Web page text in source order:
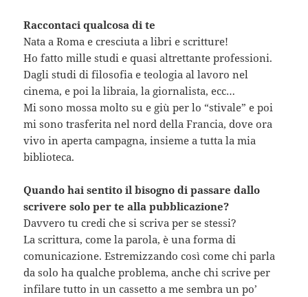
Raccontaci qualcosa di te
Nata a Roma e cresciuta a libri e scritture!
Ho fatto mille studi e quasi altrettante professioni.
Dagli studi di filosofia e teologia al lavoro nel
cinema, e poi la libraia, la giornalista, ecc…
Mi sono mossa molto su e giù per lo “stivale” e poi
mi sono trasferita nel nord della Francia, dove ora
vivo in aperta campagna, insieme a tutta la mia
biblioteca.
Quando hai sentito il bisogno di passare dallo
scrivere solo per te alla pubblicazione?
Davvero tu credi che si scriva per se stessi?
La scrittura, come la parola, è una forma di
comunicazione. Estremizzando così come chi parla
da solo ha qualche problema, anche chi scrive per
infilare tutto in un cassetto a me sembra un po’